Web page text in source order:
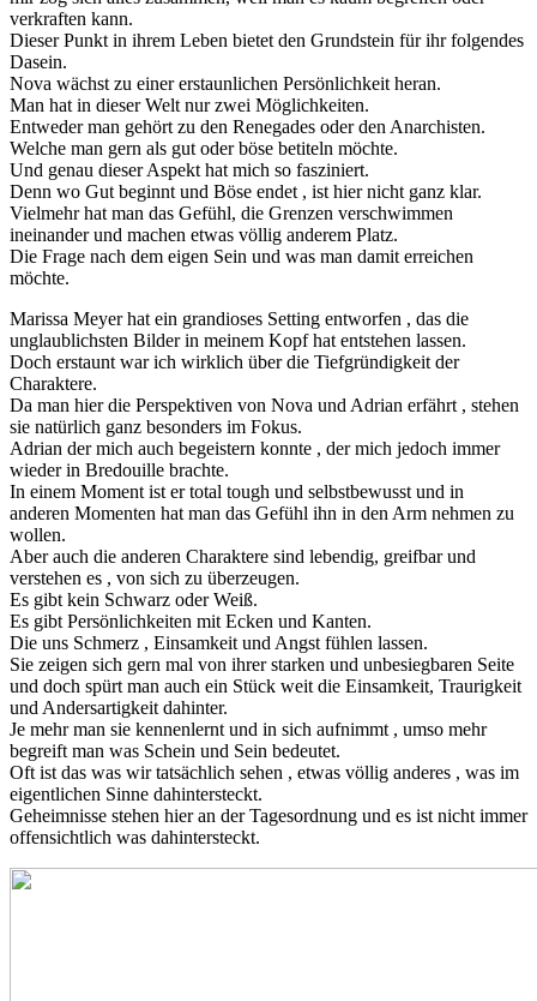
verkraften kann.
Dieser Punkt in ihrem Leben bietet den Grundstein für ihr folgendes
Dasein.
Nova wächst zu einer erstaunlichen Persönlichkeit heran.
Man hat in dieser Welt nur zwei Möglichkeiten.
Entweder man gehört zu den Renegades oder den Anarchisten.
Welche man gern als gut oder böse betiteln möchte.
Und genau dieser Aspekt hat mich so fasziniert.
Denn wo Gut beginnt und Böse endet , ist hier nicht ganz klar.
Vielmehr hat man das Gefühl, die Grenzen verschwimmen
ineinander und machen etwas völlig anderem Platz.
Die Frage nach dem eigen Sein und was man damit erreichen
möchte.
Marissa Meyer hat ein grandioses Setting entworfen , das die
unglaublichsten Bilder in meinem Kopf hat entstehen lassen.
Doch erstaunt war ich wirklich über die Tiefgründigkeit der
Charaktere.
Da man hier die Perspektiven von Nova und Adrian erfährt , stehen
sie natürlich ganz besonders im Fokus.
Adrian der mich auch begeistern konnte , der mich jedoch immer
wieder in Bredouille brachte.
In einem Moment ist er total tough und selbstbewusst und in
anderen Momenten hat man das Gefühl ihn in den Arm nehmen zu
wollen.
Aber auch die anderen Charaktere sind lebendig, greifbar und
verstehen es , von sich zu überzeugen.
Es gibt kein Schwarz oder Weiß.
Es gibt Persönlichkeiten mit Ecken und Kanten.
Die uns Schmerz , Einsamkeit und Angst fühlen lassen.
Sie zeigen sich gern mal von ihrer starken und unbesiegbaren Seite
und doch spürt man auch ein Stück weit die Einsamkeit, Traurigkeit
und Andersartigkeit dahinter.
Je mehr man sie kennenlernt und in sich aufnimmt , umso mehr
begreift man was Schein und Sein bedeutet.
Oft ist das was wir tatsächlich sehen , etwas völlig anderes , was im
eigentlichen Sinne dahintersteckt.
Geheimnisse stehen hier an der Tagesordnung und es ist nicht immer
offensichtlich was dahintersteckt.